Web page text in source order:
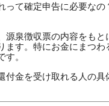
って確定申告に必要な
源泉徴収票の内容をも
ます。特にお金にまつ
。
付金を受け取れる人の